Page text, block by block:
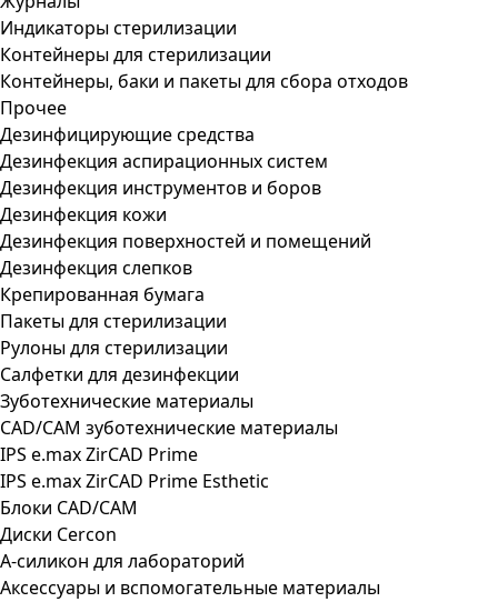
Индикаторы стерилизации
Контейнеры для стерилизации
Контейнеры, баки и пакеты для сбора отходов
Прочее
Дезинфицирующие средства
Дезинфекция аспирационных систем
Дезинфекция инструментов и боров
Дезинфекция кожи
Дезинфекция поверхностей и помещений
Дезинфекция слепков
Крепированная бумага
Пакеты для стерилизации
Рулоны для стерилизации
Салфетки для дезинфекции
Зуботехнические материалы
CAD/CAM зуботехнические материалы
IPS e.max ZirCAD Prime
IPS e.max ZirCAD Prime Esthetic
Блоки CAD/CAM
Диски Cercon
А-силикон для лабораторий
Аксессуары и вспомогательные материалы